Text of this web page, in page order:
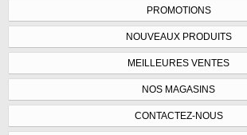
PROMOTIONS
NOUVEAUX PRODUITS
MEILLEURES VENTES
NOS MAGASINS
CONTACTEZ-NOUS